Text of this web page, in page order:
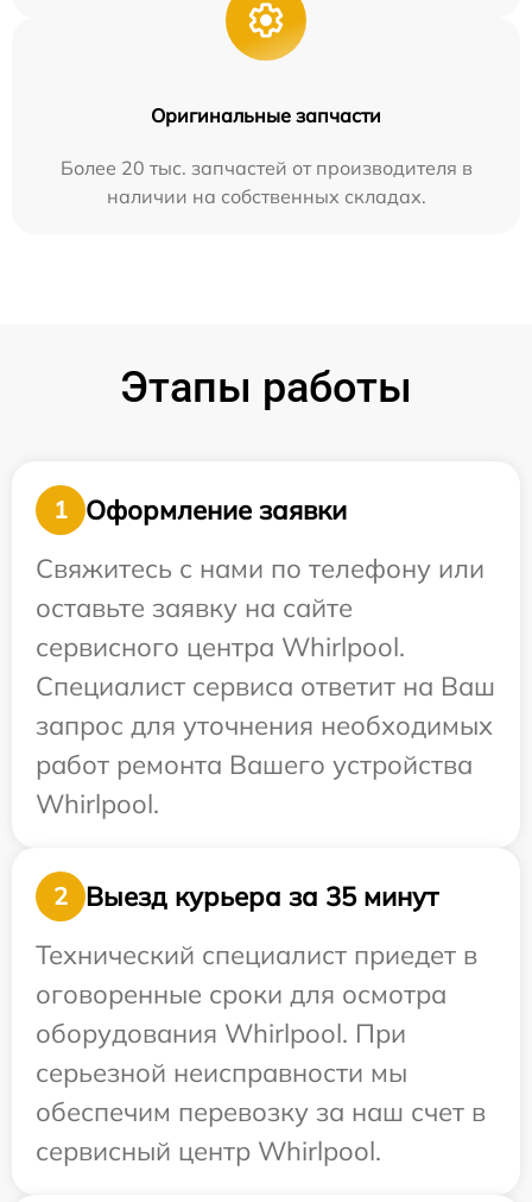
Оригинальные запчасти
Более 20 тыс. запчастей от производителя в
наличии на собственных складах.
Этапы работы
1
Оформление заявки
Свяжитесь с нами по телефону или
оставьте заявку на сайте
сервисного центра Whirlpool.
Специалист сервиса ответит на Ваш
запрос для уточнения необходимых
работ ремонта Вашего устройства
Whirlpool.
2
Выезд курьера за 35 минут
Технический специалист приедет в
оговоренные сроки для осмотра
оборудования Whirlpool. При
серьезной неисправности мы
обеспечим перевозку за наш счет в
сервисный центр Whirlpool.